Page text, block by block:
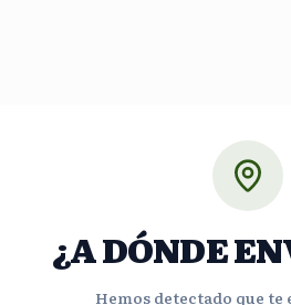
¿A DÓNDE
Hemos detectado que te